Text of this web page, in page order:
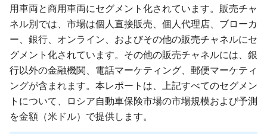
用車両と商用車両にセグメント化されています。販売チャ
ネル別では、市場は個人直接販売、個人代理店、ブローカ
ー、銀行、オンライン、およびその他の販売チャネルにセ
グメント化されています。その他の販売チャネルには、銀
行以外の金融機関、電話マーケティング、郵便マーケティ
ングが含まれます。本レポートは、上記すべてのセグメン
トについて、ロシア自動車保険市場の市場規模および予測
を金額（米ドル）で提供します。